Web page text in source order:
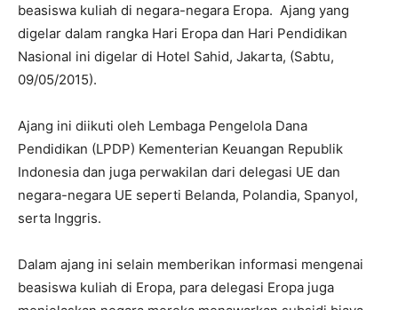
beasiswa kuliah di negara-negara Eropa. Ajang yang
digelar dalam rangka Hari Eropa dan Hari Pendidikan
Nasional ini digelar di Hotel Sahid, Jakarta, (Sabtu,
09/05/2015).
Ajang ini diikuti oleh Lembaga Pengelola Dana
Pendidikan (LPDP) Kementerian Keuangan Republik
Indonesia dan juga perwakilan dari delegasi UE dan
negara-negara UE seperti Belanda, Polandia, Spanyol,
serta Inggris.
Dalam ajang ini selain memberikan informasi mengenai
beasiswa kuliah di Eropa, para delegasi Eropa juga